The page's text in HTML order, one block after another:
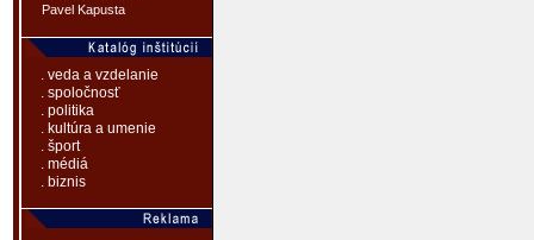
Pavel Kapusta
. veda a vzdelanie
. spoločnosť
. politika
. kultúra a umenie
. šport
. médiá
. biznis